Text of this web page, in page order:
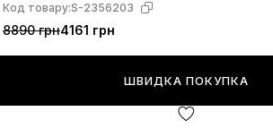
Код товару:S-2356203
8890 грн4161 грн
ШВИДКА ПОКУПКА